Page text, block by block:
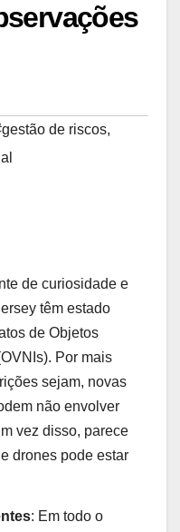
de riscos,
de curiosidade e
têm estado
de Objetos
Por mais
sejam, novas
não envolver
vez disso, parece
drones pode estar
: Em todo o